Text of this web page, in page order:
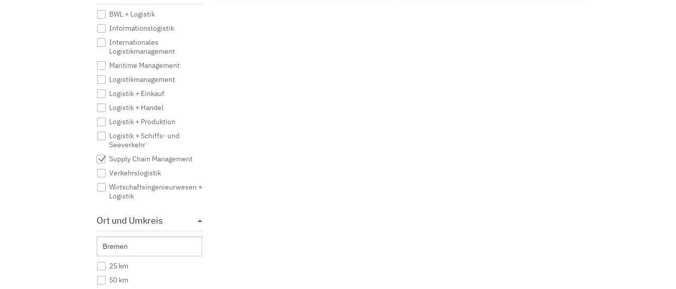
BWL + Logistik
Informationslogistik
Internationales
Logistikmanagement
Maritime Management
Logistikmanagement
Logistik + Einkauf
Logistik + Handel
Logistik + Produktion
Logistik + Schiffs- und
Seeverkehr
Supply Chain Management
Verkehrslogistik
Wirtschaftsingenieurwesen +
Logistik
Ort und Umkreis
25 km
50 km